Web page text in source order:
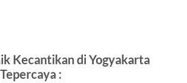
Kecantikan di Yogyakarta
: